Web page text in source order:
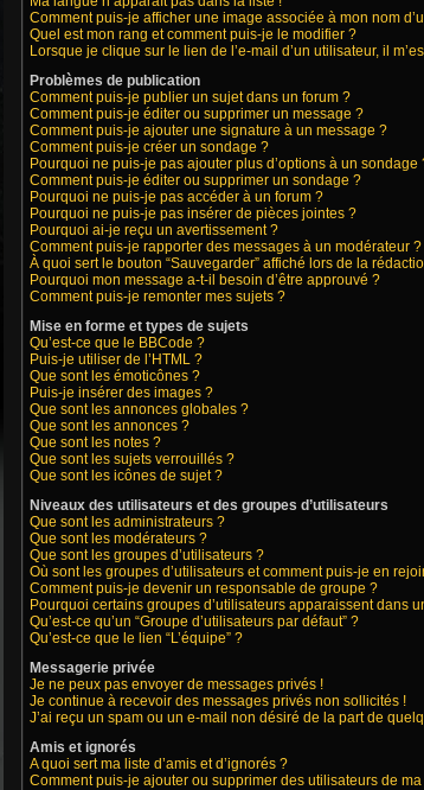
Comment puis-je afficher une image associée à mon nom
Quel est mon rang et comment puis-je le modifier ?
Lorsque je clique sur le lien de l’e-mail d’un utilisateur, il
Problèmes de publication
Comment puis-je publier un sujet dans un forum ?
Comment puis-je éditer ou supprimer un message ?
Comment puis-je ajouter une signature à un message ?
Comment puis-je créer un sondage ?
Pourquoi ne puis-je pas ajouter plus d’options à un sondage
Comment puis-je éditer ou supprimer un sondage ?
Pourquoi ne puis-je pas accéder à un forum ?
Pourquoi ne puis-je pas insérer de pièces jointes ?
Pourquoi ai-je reçu un avertissement ?
Comment puis-je rapporter des messages à un modérateur ?
À quoi sert le bouton “Sauvegarder” affiché lors de la
Pourquoi mon message a-t-il besoin d’être approuvé ?
Comment puis-je remonter mes sujets ?
Mise en forme et types de sujets
Qu’est-ce que le BBCode ?
Puis-je utiliser de l’HTML ?
Que sont les émoticônes ?
Puis-je insérer des images ?
Que sont les annonces globales ?
Que sont les annonces ?
Que sont les notes ?
Que sont les sujets verrouillés ?
Que sont les icônes de sujet ?
Niveaux des utilisateurs et des groupes d’utilisateurs
Que sont les administrateurs ?
Que sont les modérateurs ?
Que sont les groupes d’utilisateurs ?
Où sont les groupes d’utilisateurs et comment puis-je en
Comment puis-je devenir un responsable de groupe ?
Pourquoi certains groupes d’utilisateurs apparaissent dans
Qu’est-ce qu’un “Groupe d’utilisateurs par défaut” ?
Qu’est-ce que le lien “L’équipe” ?
Messagerie privée
Je ne peux pas envoyer de messages privés !
Je continue à recevoir des messages privés non sollicités !
J’ai reçu un spam ou un e-mail non désiré de la part de
Amis et ignorés
A quoi sert ma liste d’amis et d’ignorés ?
Comment puis-je ajouter ou supprimer des utilisateurs de ma